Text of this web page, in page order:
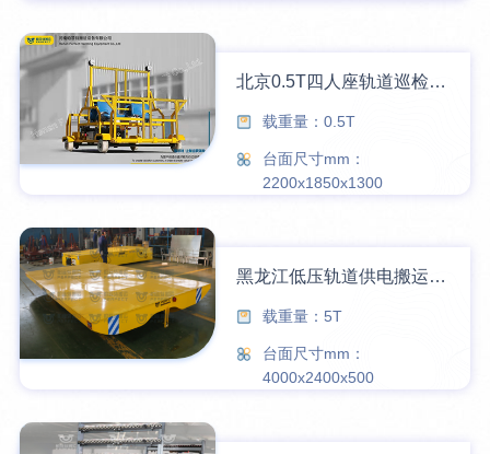
北京0.5T四人座轨道巡检车圆满交付成功案例
载重量：0.5T
台面尺寸mm：
2200x1850x1300
黑龙江低压轨道供电搬运车现场
载重量：5T
台面尺寸mm：
4000x2400x500